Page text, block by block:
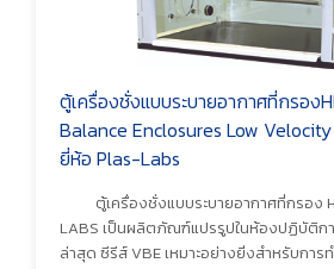
ตู้เครื่องชั่งแบบระบายอากาศที่กรอง
Balance Enclosures Low
ยี่ห้อ Plas-Labs
ตู้เครื่องชั่งแบบระบายอากาศที่กรอง
LABS เป็นผลิตภัณฑ์แปรรูปในห้องปฏิบัติก
ล่าสุด ซีรีส์ VBE เหมาะอย่างยิ่งสำหรับการ